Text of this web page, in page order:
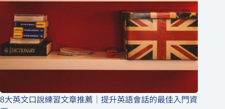
8大英文口說練習文章推薦｜提升英語會話的最佳入門資